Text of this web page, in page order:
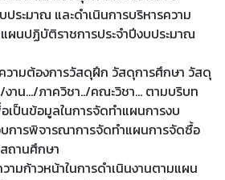
ระมาณ และดำเนินการบริหารความ
แผนปฏิบัติราชการประจำปีงบประมาณ
วามต้องการวัสดุฝึก วัสดุการศึกษา วัสดุ
าน.../ภาควิชา../คณะวิชา... ตามบริบท
เป็นข้อมูลในการจัดทำแผนการงบ
การพิจารณาการจัดทำแผนการจัดซื้อ
ถานศึกษา
ามก้าวหน้าในการดำเนินงานตามแผน